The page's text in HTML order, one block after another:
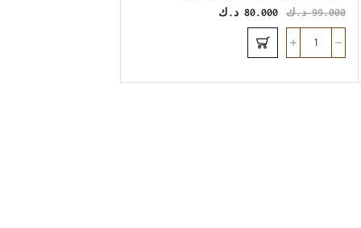
99.000 د.ك 80.000 د.ك